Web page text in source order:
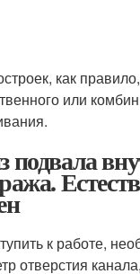
как
или
к работе,
отверстия